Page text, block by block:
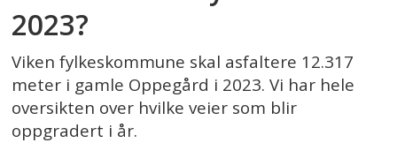
2023?
Viken fylkeskommune skal asfaltere 12.317
meter i gamle Oppegård i 2023. Vi har hele
oversikten over hvilke veier som blir
oppgradert i år.